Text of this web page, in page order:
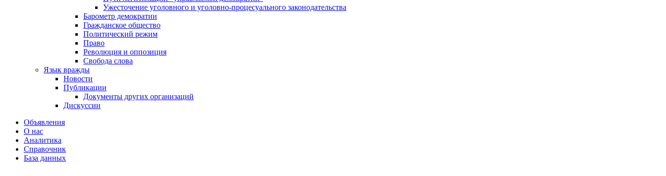
Ужесточение уголовного и уголовно-процесуального законодательства
Барометр демократии
Гражданское общество
Политический режим
Право
Революция и оппозиция
Свобода слова
Язык вражды
Новости
Публикации
Документы других организаций
Дискуссии
Объявления
О нас
Аналитика
Справочник
База данных